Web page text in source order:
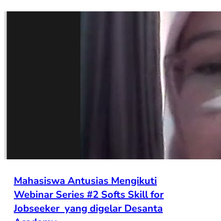
Mahasiswa Antusias Mengikuti
Webinar Series #2 Softs Skill for
Jobseeker yang digelar Desanta